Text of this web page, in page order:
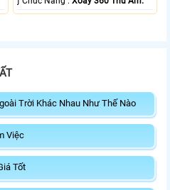
Trời Khác Nhau Như Thế Nào
Việc
Tốt